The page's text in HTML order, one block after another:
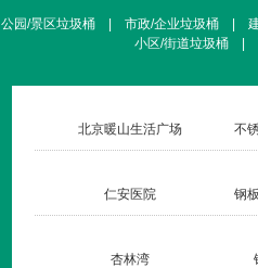
公园/景区垃圾桶 | 市政/企业垃圾桶 |
小区/街道垃圾桶 |
北京暖山生活广场
仁安医院
杏林湾